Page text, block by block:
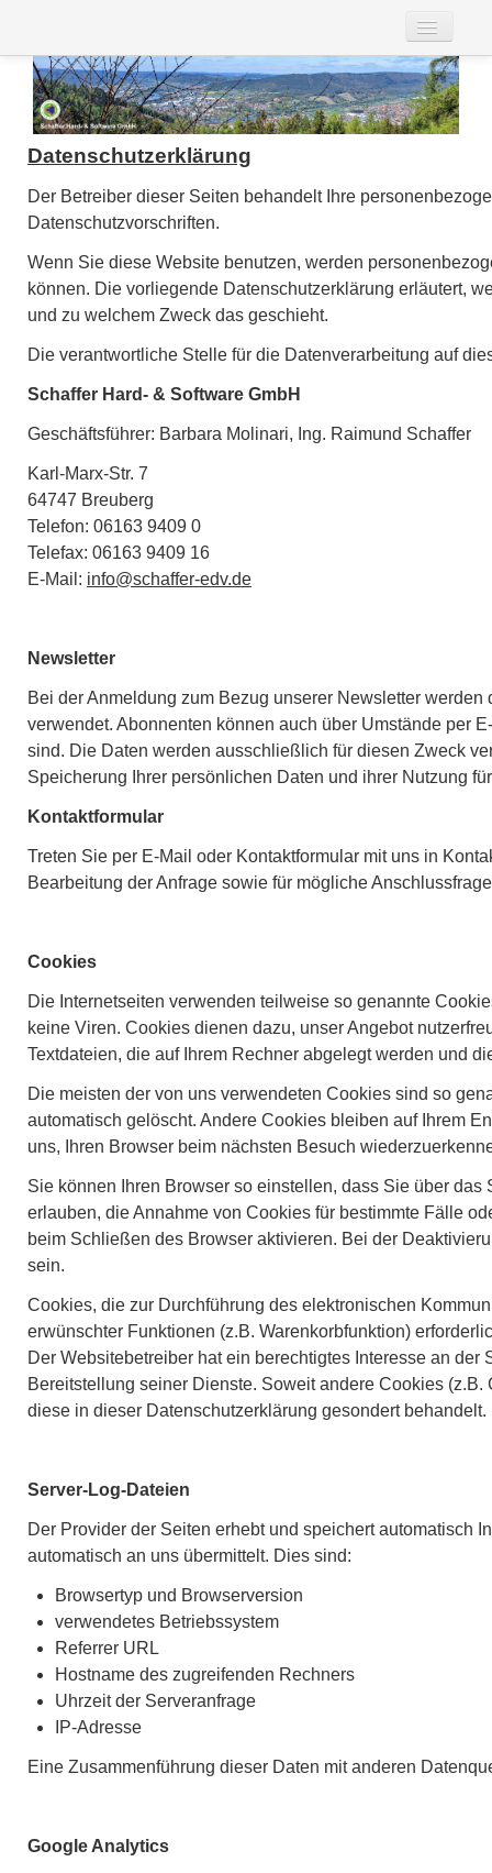
Fernwartung
Kontakt
Über uns
AGB
Datenschutzerklärung
Der Betreiber dieser Seiten behandelt Ihre
Datenschutzvorschriften.
Wenn Sie diese Website benutzen, werden
können. Die vorliegende Datenschutzerklärung erläutert,
und zu welchem Zweck das geschieht.
Die verantwortliche Stelle für die Datenverarbeitung auf
Schaffer Hard- & Software GmbH
Geschäftsführer: Barbara Molinari, Ing. Raimund Schaffer
Karl-Marx-Str. 7
64747 Breuberg
Telefon: 06163 9409 0
Telefax: 06163 9409 16
E-Mail: info@schaffer-edv.de
Newsletter
Bei der Anmeldung zum Bezug unserer Newsletter
verwendet. Abonnenten können auch über Umstände per
sind. Die Daten werden ausschließlich für diesen Zweck
Speicherung Ihrer persönlichen Daten und ihrer Nutzung
Kontaktformular
Treten Sie per E-Mail oder Kontaktformular mit uns in
Bearbeitung der Anfrage sowie für mögliche
Cookies
Die Internetseiten verwenden teilweise so genannte
keine Viren. Cookies dienen dazu, unser Angebot
Textdateien, die auf Ihrem Rechner abgelegt werden und
Die meisten der von uns verwendeten Cookies sind so
automatisch gelöscht. Andere Cookies bleiben auf Ihrem
uns, Ihren Browser beim nächsten Besuch
Sie können Ihren Browser so einstellen, dass Sie über
erlauben, die Annahme von Cookies für bestimmte Fälle
beim Schließen des Browser aktivieren. Bei der
sein.
Cookies, die zur Durchführung des elektronischen
erwünschter Funktionen (z.B. Warenkorbfunktion)
Der Websitebetreiber hat ein berechtigtes Interesse an
Bereitstellung seiner Dienste. Soweit andere Cookies
diese in dieser Datenschutzerklärung gesondert behandelt.
Server-Log-Dateien
Der Provider der Seiten erhebt und speichert automatisch
automatisch an uns übermittelt. Dies sind:
Browsertyp und Browserversion
verwendetes Betriebssystem
Referrer URL
Hostname des zugreifenden Rechners
Uhrzeit der Serveranfrage
IP-Adresse
Eine Zusammenführung dieser Daten mit anderen
Google Analytics